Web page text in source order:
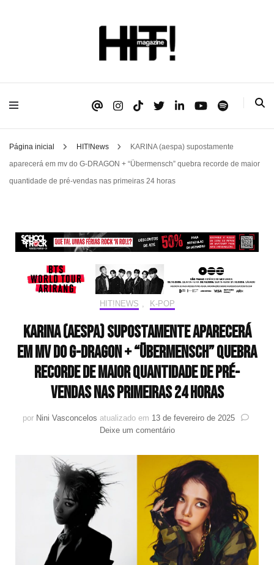
HIT!Magazine
Página inicial HIT!News
KARINA (aespa) supostamente
aparecerá em mv do G-DRAGON + “Übermensch” quebra recorde de maior
quantidade de pré-vendas nas primeiras 24 horas
HIT!NEWS K-POP
KARINA (aespa) supostamente aparecerá
em mv do G-DRAGON + “Übermensch” quebra
recorde de maior quantidade de pré-
vendas nas primeiras 24 horas
por Nini Vasconcelos atualizado em 13 de fevereiro de 2025
Deixe um comentárioem
(aespa)
supostamente
aparecerá
em
mv
do
G-
DRAGON